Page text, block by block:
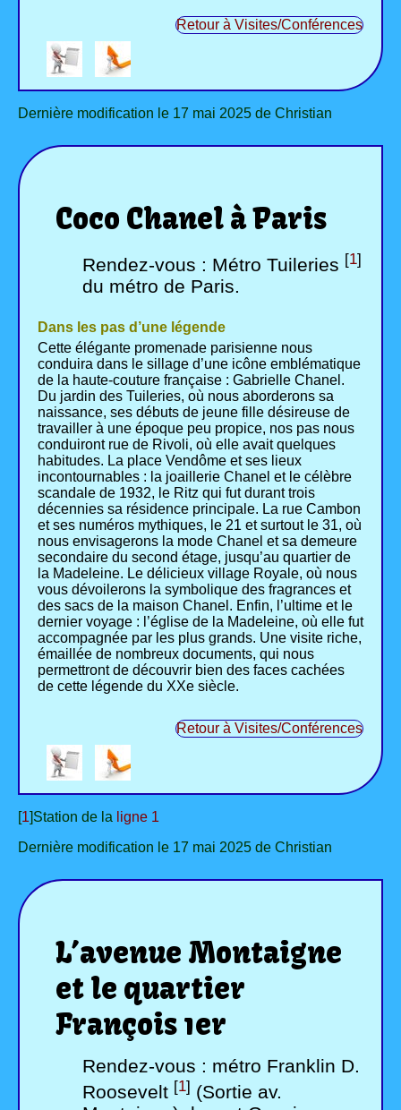
Retour à Visites/Conférences
Dernière modification le 17 mai 2025 de Christian
Coco Chanel à Paris
Rendez-vous : Métro Tuileries [1]
du métro de Paris.
Dans les pas d’une légende
Cette élégante promenade parisienne nous
conduira dans le sillage d’une icône emblématique
de la haute-couture française : Gabrielle Chanel.
Du jardin des Tuileries, où nous aborderons sa
naissance, ses débuts de jeune fille désireuse de
travailler à une époque peu propice, nos pas nous
conduiront rue de Rivoli, où elle avait quelques
habitudes. La place Vendôme et ses lieux
incontournables : la joaillerie Chanel et le célèbre
scandale de 1932, le Ritz qui fut durant trois
décennies sa résidence principale. La rue Cambon
et ses numéros mythiques, le 21 et surtout le 31, où
nous envisagerons la mode Chanel et sa demeure
secondaire du second étage, jusqu’au quartier de
la Madeleine. Le délicieux village Royale, où nous
vous dévoilerons la symbolique des fragrances et
des sacs de la maison Chanel. Enfin, l’ultime et le
dernier voyage : l’église de la Madeleine, où elle fut
accompagnée par les plus grands. Une visite riche,
émaillée de nombreux documents, qui nous
permettront de découvrir bien des faces cachées
de cette légende du XXe siècle.
Retour à Visites/Conférences
[1]Station de la ligne 1
Dernière modification le 17 mai 2025 de Christian
L’avenue Montaigne
et le quartier
François 1er
Rendez-vous : métro Franklin D.
Roosevelt [1] (Sortie av.